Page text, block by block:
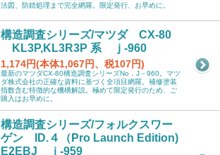
法図、防錆処理まで完全網羅。限定発行、お早めに。
構造調査シリーズ/マツダ CX-80
KL3P,KL3R3P 系 ｊ-960
1,174円(本体1,067円、税107円)
最新のマツダCX-80構造調査シリーズNo．J－960。マツ
ダ株式会社の正確な資料に基づく全項目網羅。補修塗装
指数含む特徴的な機構解説。極めて限定発行のため、ご
購入はお早めに。
構造調査シリーズ/フォルクスワー
ゲン ID.４（Pro Launch Edition)
E2EBJ ｊ-959